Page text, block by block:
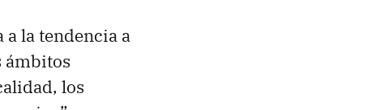
a la tendencia a
ámbitos
los